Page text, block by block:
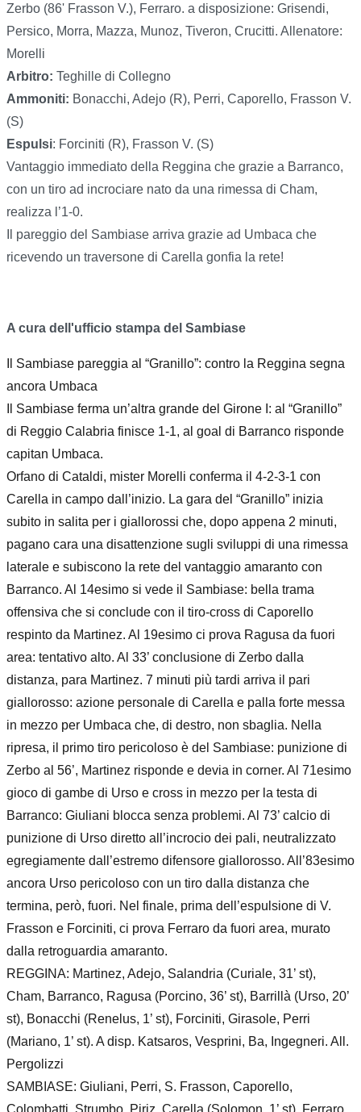
Zerbo (86' Frasson V.), Ferraro. a disposizione: Grisendi,
Persico, Morra, Mazza, Munoz, Tiveron, Crucitti. Allenatore:
Morelli
Arbitro: Teghille di Collegno
Ammoniti: Bonacchi, Adejo (R), Perri, Caporello, Frasson V.
(S)
Espulsi: Forciniti (R), Frasson V. (S)
Vantaggio immediato della Reggina che grazie a Barranco,
con un tiro ad incrociare nato da una rimessa di Cham,
realizza l’1-0.
Il pareggio del Sambiase arriva grazie ad Umbaca che
ricevendo un traversone di Carella gonfia la rete!
A cura dell'ufficio stampa del Sambiase
Il Sambiase pareggia al “Granillo”: contro la Reggina segna
ancora Umbaca
Il Sambiase ferma un’altra grande del Girone I: al “Granillo”
di Reggio Calabria finisce 1-1, al goal di Barranco risponde
capitan Umbaca.
Orfano di Cataldi, mister Morelli conferma il 4-2-3-1 con
Carella in campo dall’inizio. La gara del “Granillo” inizia
subito in salita per i giallorossi che, dopo appena 2 minuti,
pagano cara una disattenzione sugli sviluppi di una rimessa
laterale e subiscono la rete del vantaggio amaranto con
Barranco. Al 14esimo si vede il Sambiase: bella trama
offensiva che si conclude con il tiro-cross di Caporello
respinto da Martinez. Al 19esimo ci prova Ragusa da fuori
area: tentativo alto. Al 33’ conclusione di Zerbo dalla
distanza, para Martinez. 7 minuti più tardi arriva il pari
giallorosso: azione personale di Carella e palla forte messa
in mezzo per Umbaca che, di destro, non sbaglia. Nella
ripresa, il primo tiro pericoloso è del Sambiase: punizione di
Zerbo al 56’, Martinez risponde e devia in corner. Al 71esimo
gioco di gambe di Urso e cross in mezzo per la testa di
Barranco: Giuliani blocca senza problemi. Al 73’ calcio di
punizione di Urso diretto all’incrocio dei pali, neutralizzato
egregiamente dall’estremo difensore giallorosso. All’83esimo
ancora Urso pericoloso con un tiro dalla distanza che
termina, però, fuori. Nel finale, prima dell’espulsione di V.
Frasson e Forciniti, ci prova Ferraro da fuori area, murato
dalla retroguardia amaranto.
REGGINA: Martinez, Adejo, Salandria (Curiale, 31’ st),
Cham, Barranco, Ragusa (Porcino, 36’ st), Barrillà (Urso, 20’
st), Bonacchi (Renelus, 1’ st), Forciniti, Girasole, Perri
(Mariano, 1’ st). A disp. Katsaros, Vesprini, Ba, Ingegneri. All.
Pergolizzi
SAMBIASE: Giuliani, Perri, S. Frasson, Caporello,